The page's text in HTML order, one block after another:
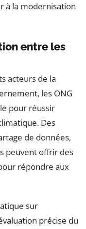
à la modernisation
entre les
acteurs de la
les ONG
pour réussir
Des
de données,
peuvent offrir des
répondre aux
sur
précise du